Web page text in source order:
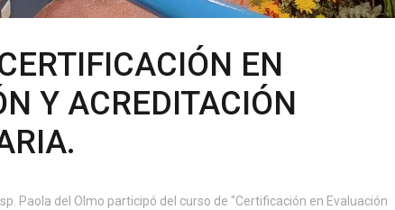
EN
Y ACREDITACIÓN
Paola del Olmo participó del curso de "Certificación en Evaluación